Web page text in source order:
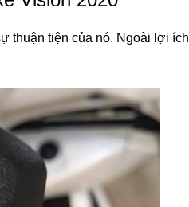
thuận tiện của nó. Ngoài lợi ích